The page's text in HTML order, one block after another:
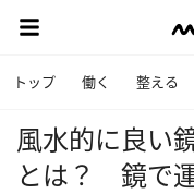
トップ 働く 整える
風水的に良い
とは？ 鏡で